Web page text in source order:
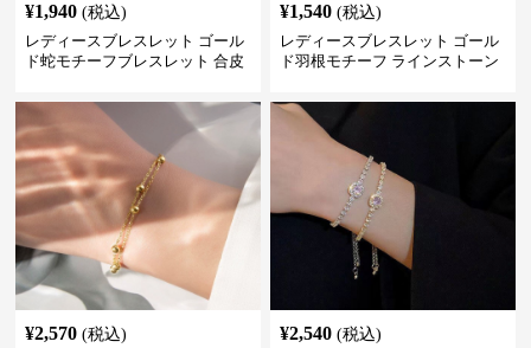
¥1,940 (税込)
レディースブレスレット ゴール
ド蛇モチーフブレスレット 合皮
¥1,540 (税込)
レディースブレスレット ゴール
ド羽根モチーフ ラインストーン
¥2,570 (税込)
¥2,540 (税込)